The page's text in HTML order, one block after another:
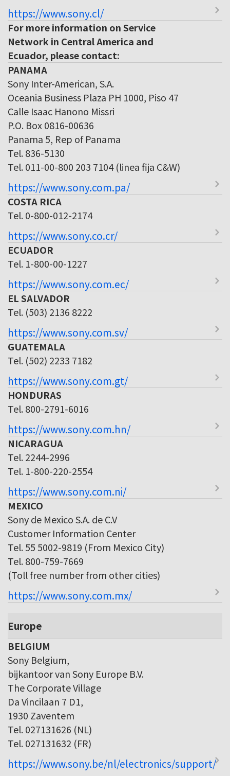
https://www.sony.cl/
For more information on Service
Network in Central America and
Ecuador, please contact:
PANAMA
Sony Inter-American, S.A.
Oceania Business Plaza PH 1000, Piso 47
Calle Isaac Hanono Missri
P.O. Box 0816-00636
Panama 5, Rep of Panama
Tel. 836-5130
Tel. 011-00-800 203 7104 (linea fija C&W)
https://www.sony.com.pa/
COSTA RICA
Tel. 0-800-012-2174
https://www.sony.co.cr/
ECUADOR
Tel. 1-800-00-1227
https://www.sony.com.ec/
EL SALVADOR
Tel. (503) 2136 8222
https://www.sony.com.sv/
GUATEMALA
Tel. (502) 2233 7182
https://www.sony.com.gt/
HONDURAS
Tel. 800-2791-6016
https://www.sony.com.hn/
NICARAGUA
Tel. 2244-2996
Tel. 1-800-220-2554
https://www.sony.com.ni/
MEXICO
Sony de Mexico S.A. de C.V
Customer Information Center
Tel. 55 5002-9819 (From Mexico City)
Tel. 800-759-7669
(Toll free number from other cities)
https://www.sony.com.mx/
Europe
BELGIUM
Sony Belgium,
bijkantoor van Sony Europe B.V.
The Corporate Village
Da Vincilaan 7 D1,
1930 Zaventem
Tel. 027131626 (NL)
Tel. 027131632 (FR)
https://www.sony.be/nl/electronics/support/